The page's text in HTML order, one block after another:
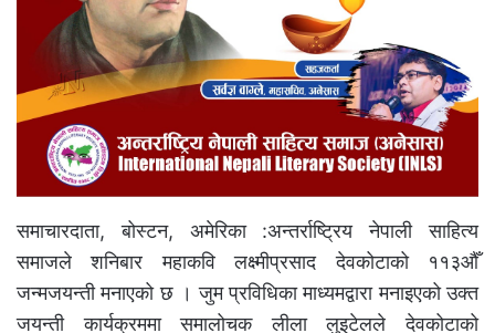
समाचारदाता, बोस्टन, अमेरिका :अन्तर्राष्ट्रिय नेपाली साहित्य
समाजले शनिबार महाकवि लक्ष्मीप्रसाद देवकोटाको ११३औँ
जन्मजयन्ती मनाएको छ । जुम प्रविधिका माध्यमद्वारा मनाइएको उक्त
जयन्ती कार्यक्रममा समालोचक लीला लुइटेलले देवकोटाको